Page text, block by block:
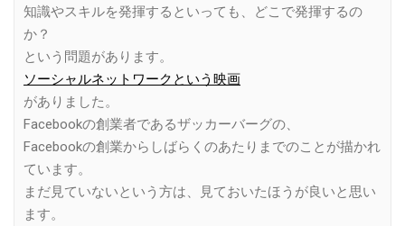
知識やスキルを発揮するといっても、どこで発揮するの
か？
という問題があります。
ソーシャルネットワークという映画
がありました。
Facebookの創業者であるザッカーバーグの、
Facebookの創業からしばらくのあたりまでのことが描かれ
ています。
まだ見ていないという方は、見ておいたほうが良いと思い
ます。